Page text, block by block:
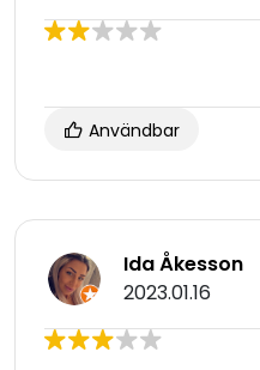
Användbar
Ida Åkesson
2023.01.16